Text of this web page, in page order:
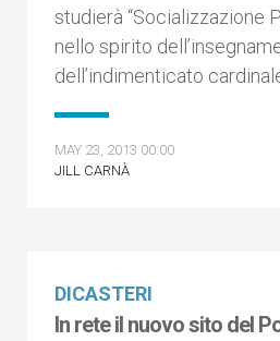
studierà “Socializzazione
nello spirito
dell’indimenticato
MAY 23, 2013 00:00
JILL CARNÀ
DICASTERI
In rete il nuovo sito del